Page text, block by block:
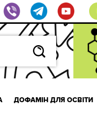
ДОФАМІН ДЛЯ ОСВІТИ